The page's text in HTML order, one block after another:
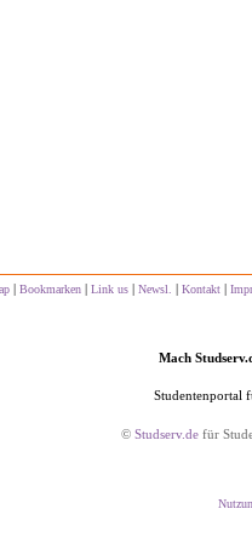
| Bookmarken | Link us | Newsl. | Kontakt |
Mach
Studentenportal
© Studserv.de für